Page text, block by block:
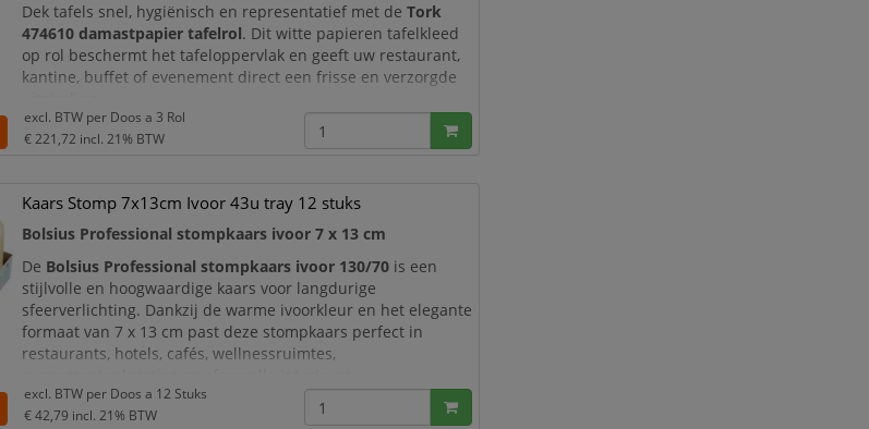
Dek tafels snel, hygiënisch en representatief met deTork
474610 damastpapier tafelrol. Dit witte papieren tafelkleed
op rol beschermt het tafeloppervlak en geeft uw restaurant,
kantine, buffet of evenement direct een frisse en verzorgde
Iedere rol is120 cm breed en 100 meter lang
. U snijdt het
tafelpapier eenvoudig af op de gewenste lengte
excl. BTW per Doos a 3 Rol
€ 221,72 incl. 21% BTW
Kaars Stomp 7x13cm Ivoor 43u tray 12 stuks
Bolsius Professional stompkaars ivoor 7 x 13 cm
De Bolsius Professional stompkaars ivoor 130/70 is een
stijlvolle en hoogwaardige kaars voor langdurige
sfeerverlichting. Dankzij de warme ivoorkleur en het elegante
formaat van 7 x 13 cm past deze stompkaars perfect in
restaurants, hotels, cafés, wellnessruimtes,
Met een brandduur van circa 43 uur zorgt deze Bolsius
excl. BTW per Doos a 12 Stuks
€ 42,79 incl. 21% BTW